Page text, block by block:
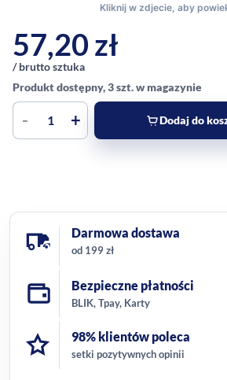
57,20zł
/ brutto sztuka
Produkt dostępny, 3 szt. w magazynie
- + Dodaj do
Darmowa dostawa
od 199 zł
Bezpieczne płatności
BLIK, Tpay, Karty
98% klientów poleca
setki pozytywnych opinii